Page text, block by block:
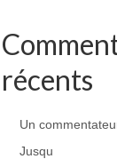
récents
Un
Jusqu